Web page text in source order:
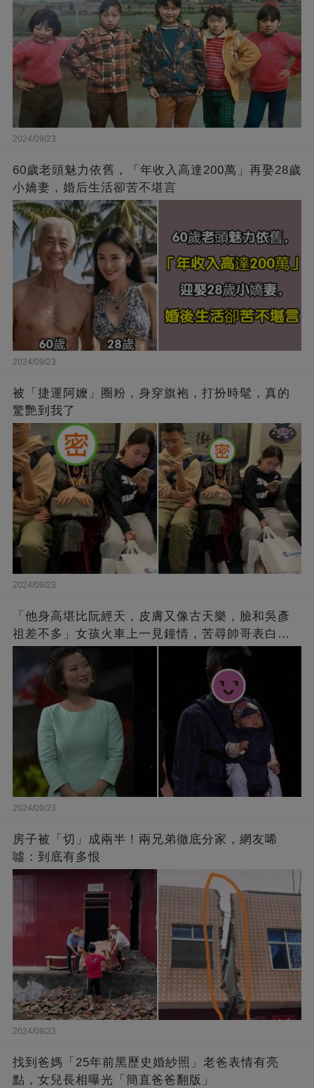
2024/09/23
60歲老頭魅力依舊，「年收入高達200萬」再娶28歲
小嬌妻，婚后生活卻苦不堪言
2024/09/23
被「捷運阿嬤」圈粉，身穿旗袍，打扮時髦，真的
驚艷到我了
2024/09/23
「他身高堪比阮經天，皮膚又像古天樂，臉和吳彥
祖差不多」女孩火車上一見鐘情，苦尋帥哥表白，
最后卻尷尬不已
2024/09/23
房子被「切」成兩半！兩兄弟徹底分家，網友唏
噓：到底有多恨
2024/09/23
找到爸媽「25年前黑歷史婚紗照」老爸表情有亮
點，女兒長相曝光「簡直爸爸翻版」